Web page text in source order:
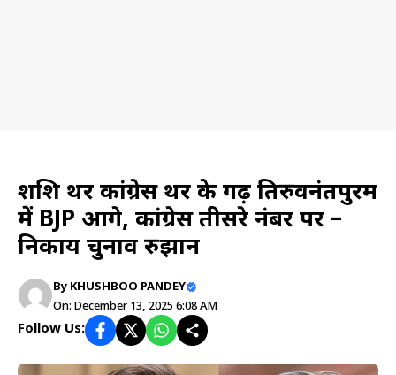
शशि थरूर कांग्रेस थरूर के गढ़ तिरुवनंतपुरम
में BJP आगे, कांग्रेस तीसरे नंबर पर –
निकाय चुनाव रुझान
By KHUSHBOO PANDEY
On: December 13, 2025 6:08 AM
Follow Us: